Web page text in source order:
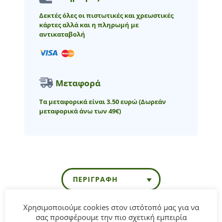
Δεκτές όλες οι πιστωτικές και χρεωστικές
κάρτες αλλά και η πληρωμή με
αντικαταβολή
Μεταφορά
Τα μεταφορικά είναι 3.50 ευρώ(Δωρεάν
μεταφορικά άνω των 49€)
ΠΕΡΙΓΡΑΦΉ
Παιδικό σορτς for Funky Kids για κορίτσι από 1 έως 6 ετών
Χρησιμοποιούμε cookies στον ιστότοπό μας για να
σας προσφέρουμε την πιο σχετική εμπειρία